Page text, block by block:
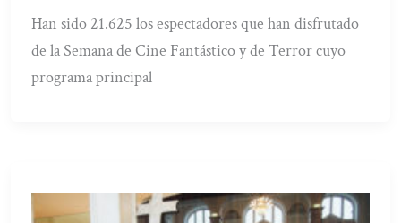
Han sido 21.625 los espectadores que han disfrutado
de la Semana de Cine Fantástico y de Terror cuyo
programa principal